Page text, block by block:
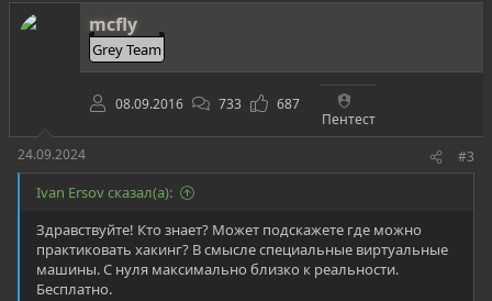
mcfly
Grey Team
08.09.2016 733
687
Пентест
24.09.2024
#3
Ivan Ersov сказал(а):
Здравствуйте! Кто знает? Может подскажете где можно
практиковать хакинг? В смысле специальные виртуальные
машины. С нуля максимально близко к реальности.
Бесплатно.